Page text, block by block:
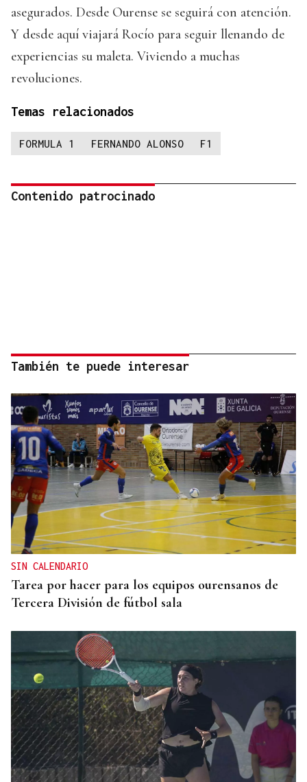
asegurados. Desde Ourense se seguirá con atención.
Y desde aquí viajará Rocío para seguir llenando de
experiencias su maleta. Viviendo a muchas
revoluciones.
Temas relacionados
FORMULA 1 FERNANDO ALONSO F1
Contenido patrocinado
También te puede interesar
SIN CALENDARIO
Tarea por hacer para los equipos ourensanos de
Tercera División de fútbol sala